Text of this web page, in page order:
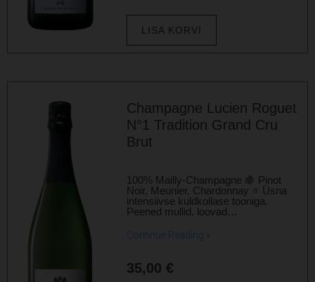
LISA KORVI
Champagne Lucien Roguet
N°1 Tradition Grand Cru
Brut
100% Mailly-Champagne 🍇 Pinot
Noir, Meunier, Chardonnay ⭐ Üsna
intensiivse kuldkollase tooniga.
Peened mullid, loovad…
Continue Reading »
35,00 €